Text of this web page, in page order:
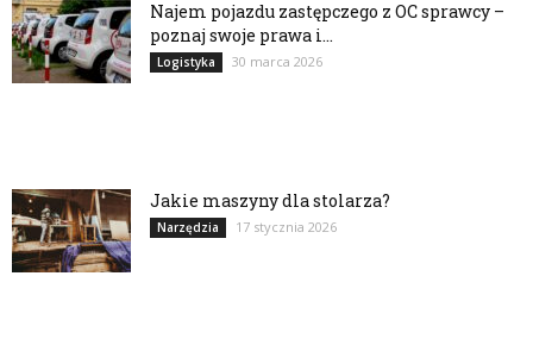
Najem pojazdu zastępczego z OC sprawcy –
poznaj swoje prawa i...
Logistyka 30 marca 2026
Jakie maszyny dla stolarza?
Narzędzia 17 stycznia 2026